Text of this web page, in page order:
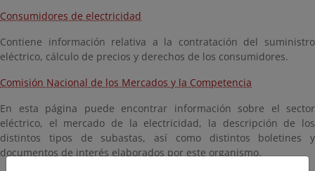
Consumidores de electricidad
Contiene información relativa a la contratación del suministro
eléctrico, cálculo de precios y derechos de los consumidores.
Comisión Nacional de los Mercados y la Competencia
En esta página puede encontrar información sobre el sector
eléctrico, el mercado de la electricidad, la descripción de los
distintos tipos de subastas, así como distintos boletines y
documentos de interés elaborados por este organismo.